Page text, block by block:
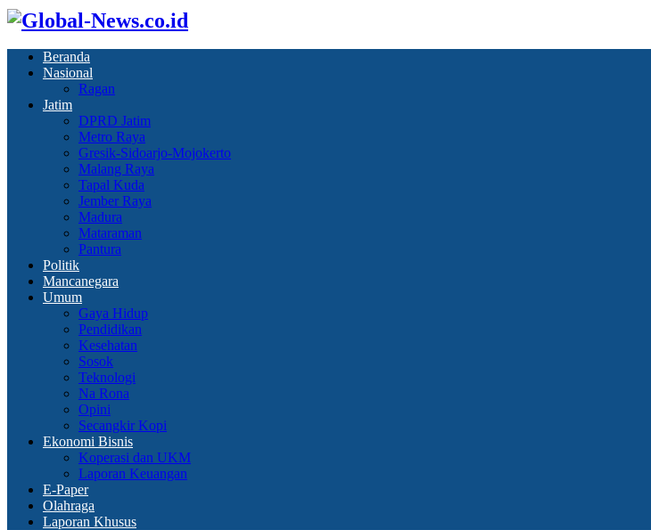
Beranda
Nasional
Ragan
Jatim
DPRD Jatim
Metro Raya
Gresik-Sidoarjo-Mojokerto
Malang Raya
Tapal Kuda
Jember Raya
Madura
Mataraman
Pantura
Politik
Mancanegara
Umum
Gaya Hidup
Pendidikan
Kesehatan
Sosok
Teknologi
Na Rona
Opini
Secangkir Kopi
Ekonomi Bisnis
Koperasi dan UKM
Laporan Keuangan
E-Paper
Olahraga
Laporan Khusus